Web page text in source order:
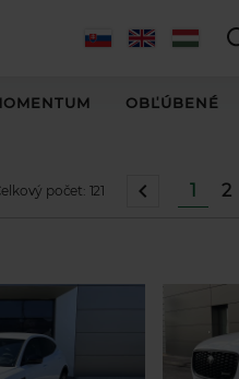
OBĽÚBENÉ
1 2
počet: 121